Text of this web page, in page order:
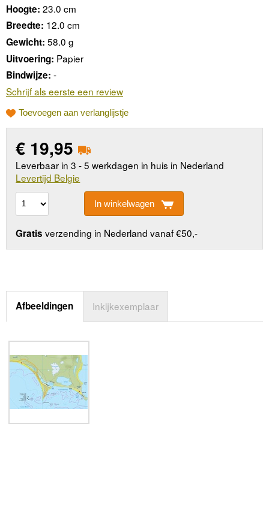
Hoogte: 23.0 cm
Breedte: 12.0 cm
Gewicht: 58.0 g
Uitvoering: Papier
Bindwijze: -
Schrijf als eerste een review
Toevoegen aan verlanglijstje
€ 19,95
Leverbaar in 3 - 5 werkdagen in huis in Nederland
Levertijd Belgie
In winkelwagen
Gratis verzending in Nederland vanaf €50,-
Afbeeldingen Inkijkexemplaar